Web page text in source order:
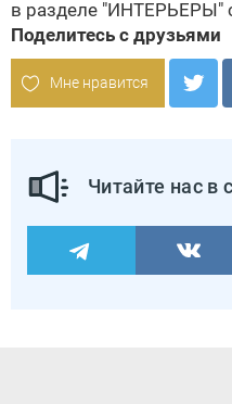
в разделе "ИНТЕРЬЕРЫ"
Поделитесь с друзьями
Мне нравится
Читайте нас в